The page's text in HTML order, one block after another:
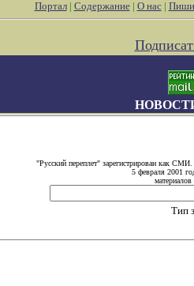
Портал| Содержание| О нас|
"Русский переплет" зарегистрирован как СМИ.
5 февраля 2001
Тип